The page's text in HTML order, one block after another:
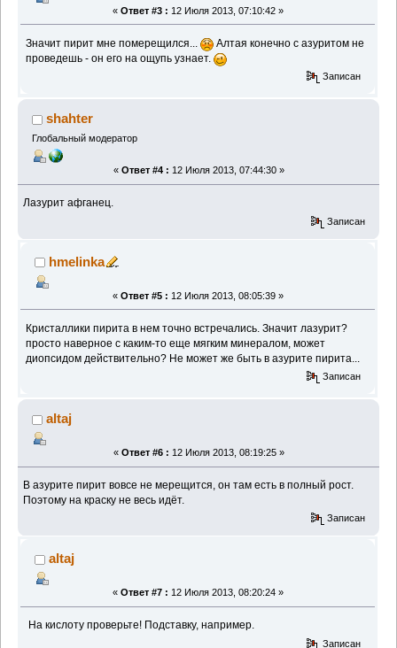
« Ответ #3 : 12 Июля 2013, 07:10:42 »
Значит пирит мне померещился...
Алтая конечно с азуритом не
проведешь - он его на ощупь узнает.
Записан
shahter
Глобальный модератор
« Ответ #4 : 12 Июля 2013, 07:44:30 »
Лазурит афганец.
Записан
hmelinka
« Ответ #5 : 12 Июля 2013, 08:05:39 »
Кристаллики пирита в нем точно встречались. Значит лазурит?
просто наверное с каким-то еще мягким минералом, может
диопсидом действительно? Не может же быть в азурите пирита...
Записан
altaj
« Ответ #6 : 12 Июля 2013, 08:19:25 »
В азурите пирит вовсе не мерещится, он там есть в полный рост.
Поэтому на краску не весь идёт.
Записан
altaj
« Ответ #7 : 12 Июля 2013, 08:20:24 »
На кислоту проверьте! Подставку, например.
Записан